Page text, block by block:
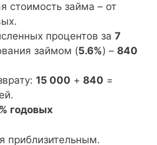
стоимость займа – от
процентов за 7
займом (5.6%) – 840
15 000 + 840 =
годовых
приблизительным.